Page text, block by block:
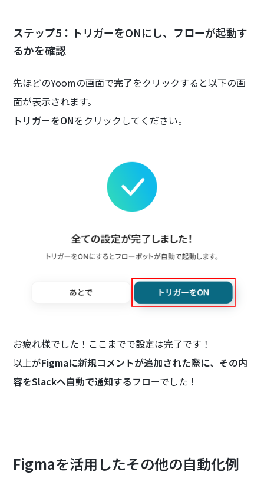
ステップ5：トリガーをONにし、フローが起動す
るかを確認
先ほどのYoomの画面で完了をクリックすると以下の画
面が表示されます。
トリガーをONをクリックしてください。
お疲れ様でした！ここまでで設定は完了です！
以上がFigmaに新規コメントが追加された際に、その内
容をSlackへ自動で通知するフローでした！
Figmaを活用したその他の自動化例